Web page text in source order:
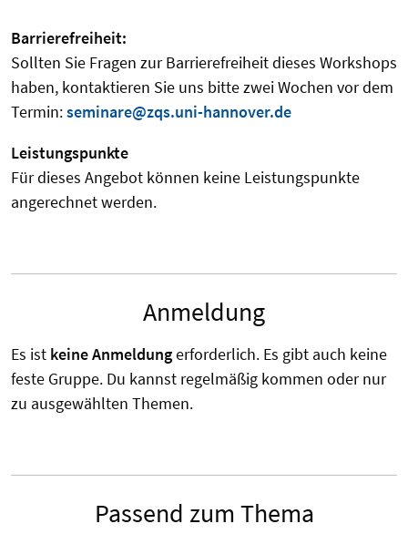
Barrierefreiheit:
Sollten Sie Fragen zur Barrierefreiheit dieses Workshops
haben, kontaktieren Sie uns bittezwei Wochen vor dem
Termin:seminare@zqs.uni-hannover.de
Leistungspunkte
Für dieses Angebot können keine Leistungspunkte
angerechnet werden.
Anmeldung
Es ist keine Anmeldungerforderlich. Es gibt auch keine
feste Gruppe. Du kannst regelmäßig kommen oder nur
zu ausgewählten Themen.
Passend zum Thema